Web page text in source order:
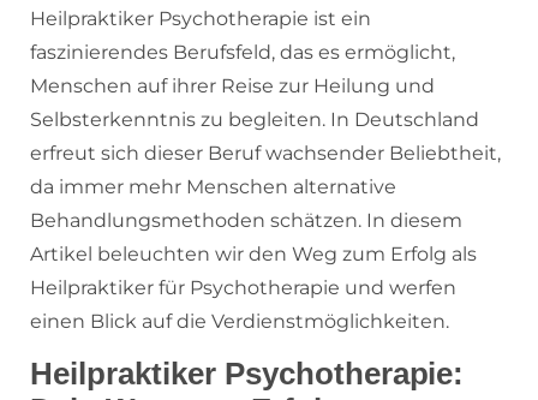
Heilpraktiker Psychotherapie ist ein
faszinierendes Berufsfeld, das es ermöglicht,
Menschen auf ihrer Reise zur Heilung und
Selbsterkenntnis zu begleiten. In Deutschland
erfreut sich dieser Beruf wachsender Beliebtheit,
da immer mehr Menschen alternative
Behandlungsmethoden schätzen. In diesem
Artikel beleuchten wir den Weg zum Erfolg als
Heilpraktiker für Psychotherapie und werfen
einen Blick auf die Verdienstmöglichkeiten.
Heilpraktiker Psychotherapie: